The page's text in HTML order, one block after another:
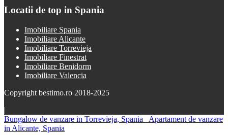
Locatii de top in Spania
Imobiliare Spania
Imobiliare Alicante
Imobiliare Torrevieja
Imobiliare Finestrat
Imobiliare Benidorm
Imobiliare Valencia
Copyright bestimo.ro 2018-2025
|
Bungalow de vanzare in Torrevieja, Spania
Apartament de vanzare
in Alicante, Spania